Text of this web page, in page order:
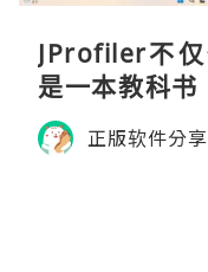
JProfiler不
是一本教科书
M的内存模型
理。通过直观
正版软件分享